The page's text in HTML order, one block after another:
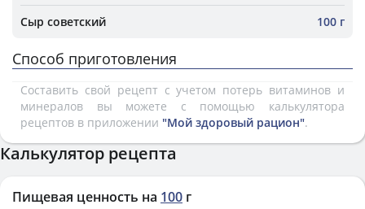
Сыр советский 100 г
Способ приготовления
Составить свой рецепт с учетом потерь витаминов и
минералов вы можете с помощью калькулятора
рецептов в приложении "Мой здоровый рацион".
Калькулятор рецепта
Пищевая ценность на 100 г